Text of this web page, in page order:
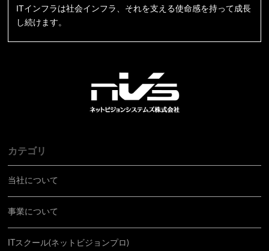
ITインフラは社会インフラ、それを支える使命感を持って成長
し続けます。
カテゴリ
当社について
事業について
ITスクール(ネットビジョンプロ)